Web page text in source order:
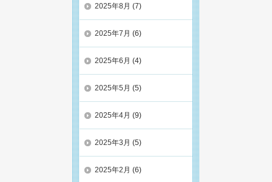
2025年8月 (7)
2025年7月 (6)
2025年6月 (4)
2025年5月 (5)
2025年4月 (9)
2025年3月 (5)
2025年2月 (6)